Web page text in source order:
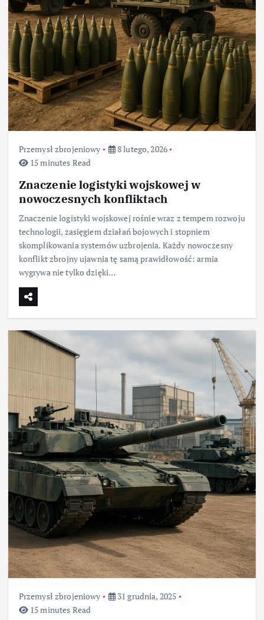
Przemysł zbrojeniowy
8 lutego, 2026
15 minutes Read
Znaczenie logistyki wojskowej w
nowoczesnych konfliktach
Znaczenie logistyki wojskowej rośnie wraz z tempem rozwoju
technologii, zasięgiem działań bojowych i stopniem
skomplikowania systemów uzbrojenia. Każdy nowoczesny
konflikt zbrojny ujawnia tę samą prawidłowość: armia
wygrywa nie tylko dzięki…
Przemysł zbrojeniowy
31 grudnia, 2025
15 minutes Read